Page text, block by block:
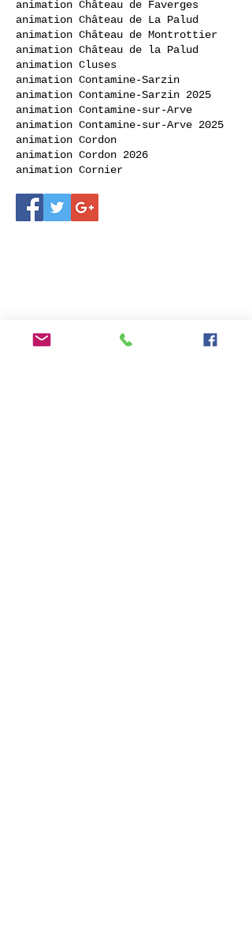
animation Château de Faverges
animation Château de La Palud
animation Château de Montrottier
animation Château de la Palud
animation Cluses
animation Contamine-Sarzin
animation Contamine-Sarzin 2025
animation Contamine-sur-Arve
animation Contamine-sur-Arve 2025
animation Cordon
animation Cordon 2026
animation Cornier